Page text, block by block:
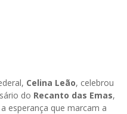
Celina Leão, celebrou
do Recanto das Emas,
esperança que marcam a